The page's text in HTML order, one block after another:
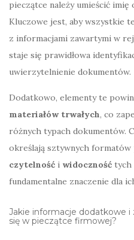
pieczątce należy umieścić imię
Kluczowe jest, aby wszystkie
z informacjami zawartymi w
staje się prawidłowa
uwierzytelnienie dokumentów.
Dodatkowo, elementy te
materiałów trwałych, co
różnych typach dokumentów.
określają sztywnych formatów
czytelność i widoczność tych
fundamentalne znaczenie dla
Jakie informacje dodatkowe i
się w pieczątce firmowej?